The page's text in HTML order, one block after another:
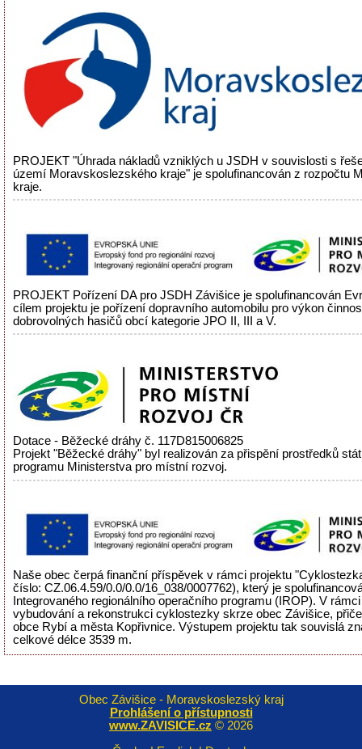
PROJEKT "Úhrada nákladů vzniklých u JSDH v souvislosti s
území Moravskoslezského kraje" je spolufinancován z rozpočtu
kraje.
PROJEKT Pořízení DA pro JSDH Závišice je spolufinancován
cílem projektu je pořízení dopravního automobilu pro výkon
dobrovolných hasičů obcí kategorie JPO II, III a V.
Dotace - Běžecké dráhy č. 117D815006825
Projekt "Běžecké dráhy" byl realizován za přispění prostředků
programu Ministerstva pro místní rozvoj.
Naše obec čerpá finanční příspěvek v rámci projektu
číslo: CZ.06.4.59/0.0/0.0/16_038/0007762), který je
Integrovaného regionálního operačního programu (IROP). V
vybudování a rekonstrukci cyklostezky skrze obec Závišice,
obce Rybí a města Kopřivnice. Výstupem projektu tak souvislá
celkové délce 3539 m.
Obec Závišice - Moravskoslezský kraj
Prohlášení o přístupnosti
www.ZAVISICE.cz © 2026